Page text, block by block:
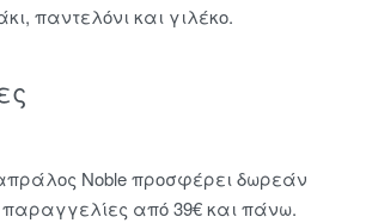
παντελόνι και γιλέκο.
Noble προσφέρει δωρεάν
από 39€ και πάνω.